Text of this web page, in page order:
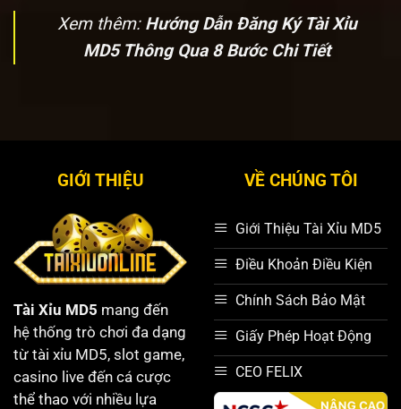
Xem thêm: Hướng Dẫn Đăng Ký Tài Xỉu
MD5 Thông Qua 8 Bước Chi Tiết
GIỚI THIỆU
Tài Xỉu MD5 mang đến
hệ thống trò chơi đa dạng
từ tài xỉu MD5, slot game,
casino live đến cá cược
thể thao với nhiều lựa
VỀ CHÚNG TÔI
Giới Thiệu Tài Xỉu MD5
Điều Khoản Điều Kiện
Chính Sách Bảo Mật
Giấy Phép Hoạt Động
CEO FELIX